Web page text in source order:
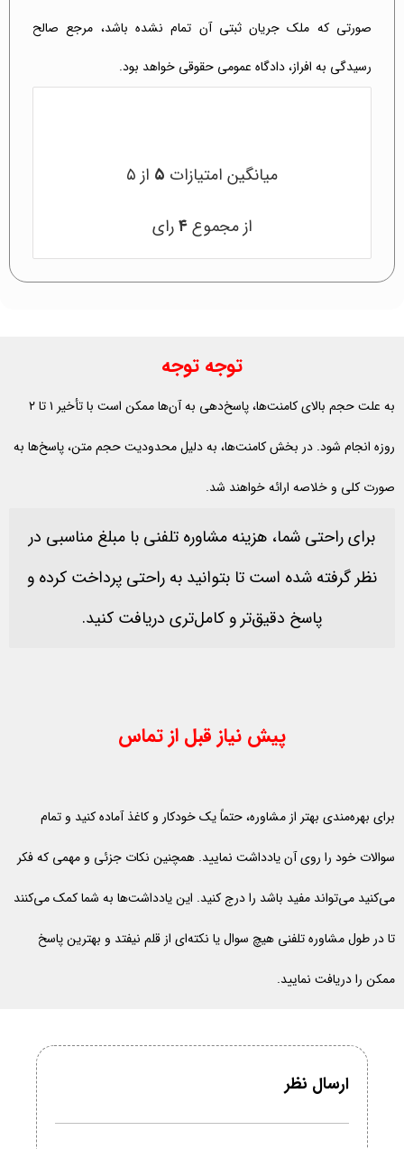
صورتی که ملک جریان ثبتی آن تمام نشده باشد، مرجع صالح
رسیدگی به افراز، دادگاه عمومی حقوقی خواهد بود.
میانگین امتیازات ۵ از ۵
از مجموع۴رای
توجه توجه
به علت حجم بالای کامنت‌ها، پاسخ‌دهی به آن‌ها ممکن است با تأخیر ۱ تا ۲
روزه انجام شود. در بخش کامنت‌ها، به دلیل محدودیت حجم متن، پاسخ‌ها به
صورت کلی و خلاصه ارائه خواهند شد.
برای راحتی شما، هزینه مشاوره تلفنی با مبلغ مناسبی در
نظر گرفته شده است تا بتوانید به راحتی پرداخت کرده و
پاسخ دقیق‌تر و کامل‌تری دریافت کنید.
پیش نیاز قبل از تماس
برای بهره‌مندی بهتر از مشاوره، حتماً یک خودکار و کاغذ آماده کنید و تمام
سوالات خود را روی آن یادداشت نمایید. همچنین نکات جزئی و مهمی که فکر
می‌کنید می‌تواند مفید باشد را درج کنید. این یادداشت‌ها به شما کمک می‌کنند
تا در طول مشاوره تلفنی هیچ سوال یا نکته‌ای از قلم نیفتد و بهترین پاسخ
ممکن را دریافت نمایید.
ارسال نظر